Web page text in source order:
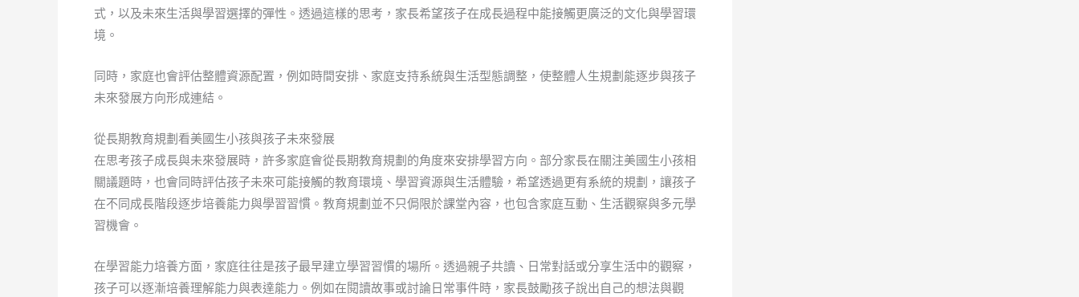
式，以及未來生活與學習選擇的彈性。透過這樣的思考，家長希望孩子在成長過程中能接觸更廣泛的文化與學習環
境。
同時，家庭也會評估整體資源配置，例如時間安排、家庭支持系統與生活型態調整，使整體人生規劃能逐步與孩子
未來發展方向形成連結。
從長期教育規劃看美國生小孩與孩子未來發展
在思考孩子成長與未來發展時，許多家庭會從長期教育規劃的角度來安排學習方向。部分家長在關注美國生小孩相
關議題時，也會同時評估孩子未來可能接觸的教育環境、學習資源與生活體驗，希望透過更有系統的規劃，讓孩子
在不同成長階段逐步培養能力與學習習慣。教育規劃並不只侷限於課堂內容，也包含家庭互動、生活觀察與多元學
習機會。
在學習能力培養方面，家庭往往是孩子最早建立學習習慣的場所。透過親子共讀、日常對話或分享生活中的觀察，
孩子可以逐漸培養理解能力與表達能力。例如在閱讀故事或討論日常事件時，家長鼓勵孩子說出自己的想法與觀